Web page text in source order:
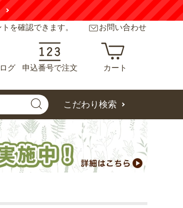
を確認できます。 お問い合わせ
グ 申込番号で注文 カート
こだわり検索